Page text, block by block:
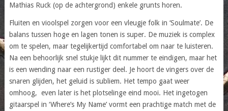
Mathias Ruck (op de achtergrond) enkele grunts horen.
Fluiten en vioolspel zorgen voor een vleugje folk in ‘Soulmate’. De
balans tussen hoge en lagen tonen is super. De muziek is complex
om te spelen, maar tegelijkertijd comfortabel om naar te luisteren.
Na een behoorlijk snel stukje lijkt dit nummer te eindigen, maar het
is een wending naar een rustiger deel. Je hoort de vingers over de
snaren glijden, het geluid is subliem. Het tempo gaat weer
omhoog, even later is het plotselinge eind mooi. Het ingetogen
gitaarspel in ‘Where’s My Name’ vormt een prachtige match met de